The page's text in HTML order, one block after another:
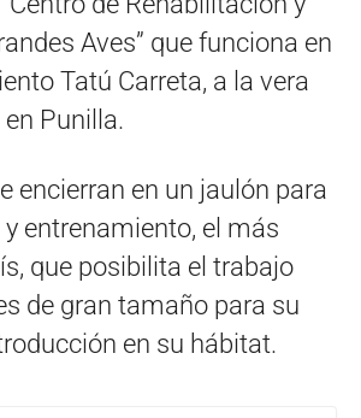
Aves” que funciona en
Tatú Carreta, a la vera
Punilla.
encierran en un jaulón para
entrenamiento, el más
que posibilita el trabajo
de gran tamaño para su
en su hábitat.